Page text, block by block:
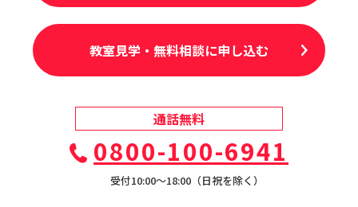
教室見学・無料相談に申し込む
通話無料
0800-100-6941
受付10:00〜18:00（日祝を除く）